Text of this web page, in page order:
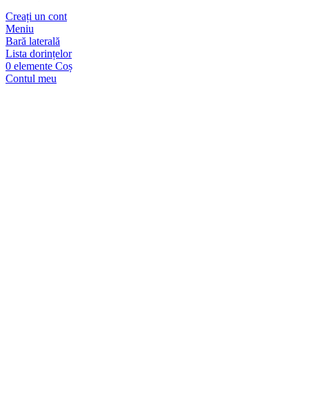
Creați un cont
Meniu
Bară laterală
Lista dorințelor
0 elemente Coș
Contul meu